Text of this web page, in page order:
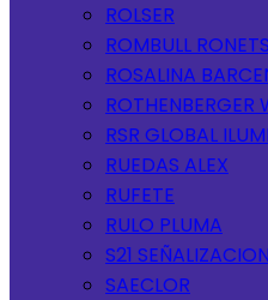
ROLSER
ROMBULL RONETS
ROSALINA
ROTHENBERGER
RSR GLOBAL
RUEDAS ALEX
RUFETE
RULO PLUMA
S21 SEÑALIZACION
SAECLOR